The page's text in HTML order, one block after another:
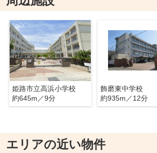
姫路市立高浜小学校
約645m／9分
飾磨東中学校
約935m／12分
エリアの近い物件